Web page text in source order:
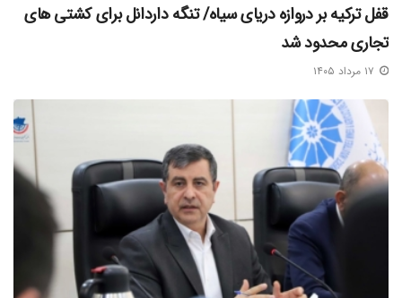
قفل ترکیه بر دروازه دریای سیاه/ تنگه داردانل برای کشتی‌ های
تجاری محدود شد